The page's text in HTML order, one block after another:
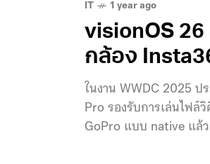
IT 1 year ago
visionOS
กล้อง
ในงาน WWDC 2025
Pro รองรับการเล่นไฟล์
GoPro แบบ native แล้